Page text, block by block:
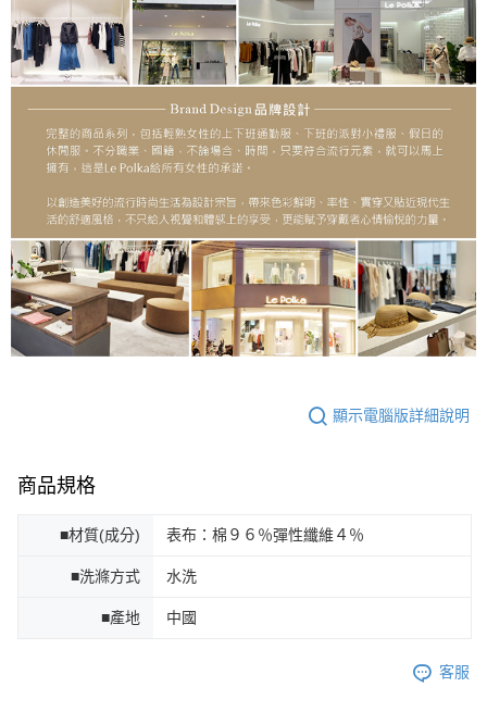
顯示電腦版詳細說明
商品規格
■材質(成分) 表布：棉９６％彈性纖維４％
■洗滌方式 水洗
■產地 中國
客服